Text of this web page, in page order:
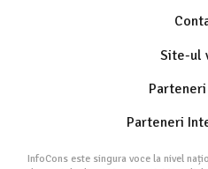
Site-ul
Parteneri
InfoCons este singura voce la nivel